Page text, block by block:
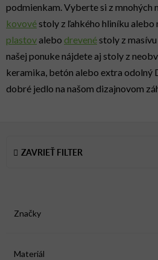
podmienkam. Vyberte si z mnohých
kovovéstoly z ľahkého hliníku alebo
plastovalebo drevenéstoly z
našej ponuke nájdete aj stoly z
keramika, betón alebo extra odolný
dobré jedlo na našom dizajnovom
ZAVRIEŤ FILTER
Značky
Materiál